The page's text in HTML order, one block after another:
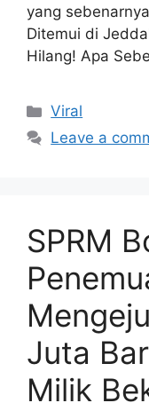
yang
Ditemui di
Hilang! Apa
Categories
Viral
Leave a
SPRM
Juta
Milik